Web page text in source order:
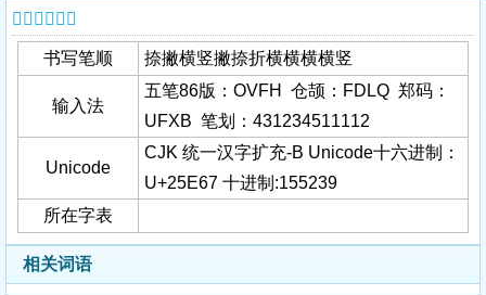
𥹧字基本信息
书写笔顺 捺撇横竖撇捺折横横横横竖
输入法
五笔86版：OVFH 仓颉：FDLQ 郑码：
UFXB 笔划：431234511112
Unicode
CJK 统一汉字扩充-B Unicode十六进制：
U+25E67 十进制:155239
所在字表
相关词语